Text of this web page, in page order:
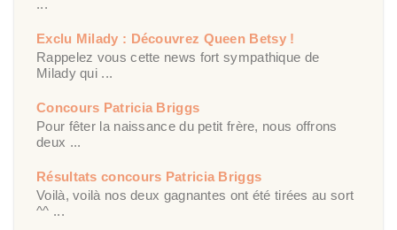
...
Exclu Milady : Découvrez Queen Betsy !
Rappelez vous cette news fort sympathique de
Milady qui ...
Concours Patricia Briggs
Pour fêter la naissance du petit frère, nous offrons
deux ...
Résultats concours Patricia Briggs
Voilà, voilà nos deux gagnantes ont été tirées au sort
^^ ...